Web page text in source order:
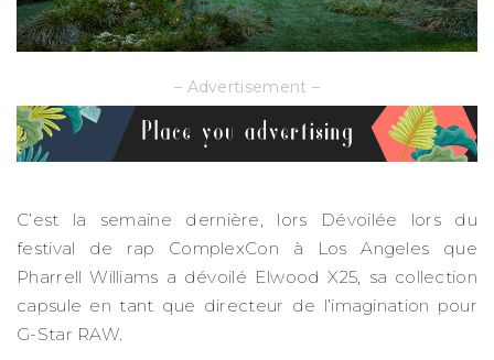
– Advertisement –
C’est la semaine dernière, lors Dévoilée lors du
festival de rap ComplexCon à Los Angeles que
Pharrell Williams a dévoilé Elwood X25, sa collection
capsule en tant que directeur de l’imagination pour
G-Star RAW.